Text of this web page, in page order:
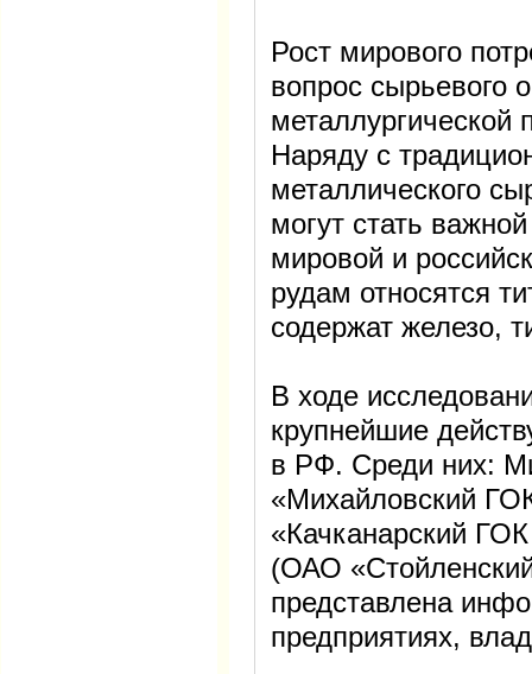
Рост мирового
вопрос сырьевого
Наряду с
металлического
могут стать
мировой и
рудам относятся
содержат железо,
В ходе
крупнейшие
в РФ. Среди них:
«Михайловский
«Качканарский
(ОАО
представлена
предприятиях,